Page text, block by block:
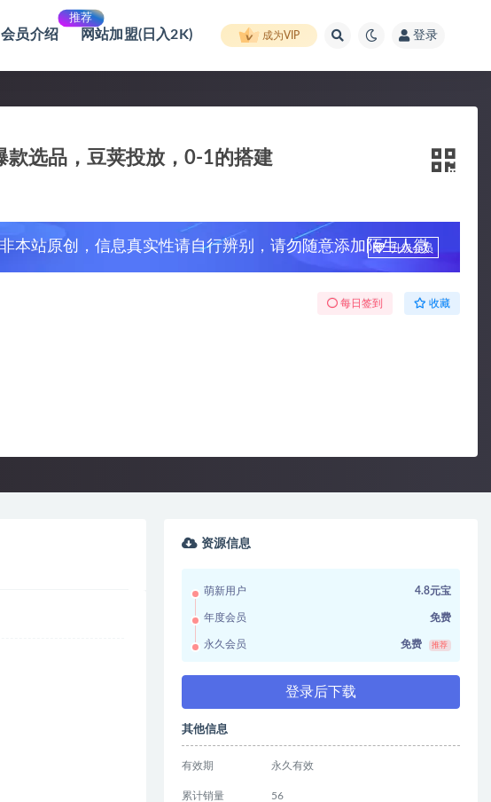
会员介绍
推荐
网站加盟(日入2K) 成为VIP 登录
款选品，豆荚投放，0-1的搭建
本站原创，信息真实性请自行辨别，请勿随意添加陌生人微
升级会员
每日签到 收藏
资源信息
萌新用户 4.8元宝
年度会员 免费
永久会员 免费 推荐
登录后下载
其他信息
有效期 永久有效
累计销量 56